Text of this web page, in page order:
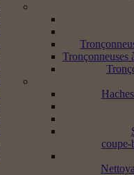
Tronçonneuses
coupe-